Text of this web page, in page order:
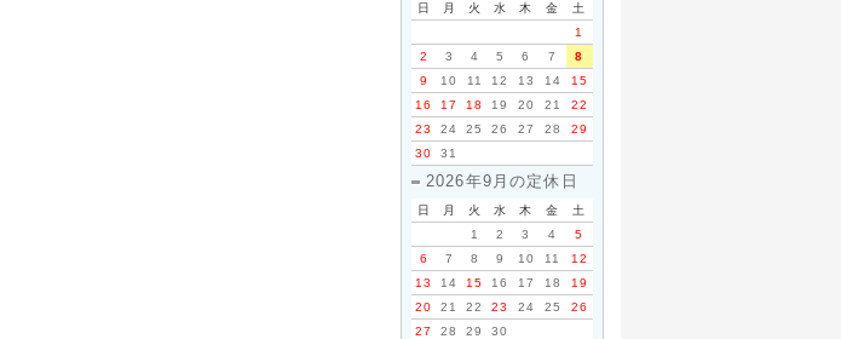
日 月 火 水 木 金
土
1
2
3 4 5 6 7
8
9
10 11 12 13 14
15
16
17 18 19 20 21
22
23
24 25 26 27 28
29
30
31
2026年9月の定休日
日 月 火 水 木 金
土
1
2 3 4
5
6
7 8 9 10 11
12
13
14 15 16 17 18
19
20
21 22 23 24 25
26
27
28 29 30